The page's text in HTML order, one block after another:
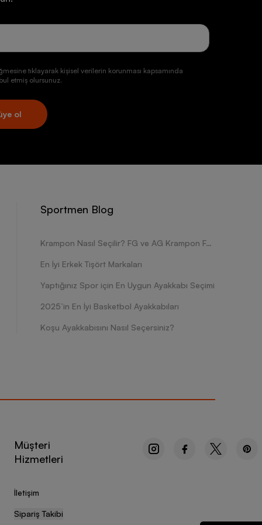
tıklayarak kişisel verilerin korunması kapsamında
etmiş olursunuz.
ol
Sportmen Blog
Krampon Nasıl Seçilir? FG ve AG Krampon Farkları Nelerdir?
En İyi Erkek Tişört Markaları
Yaptığınız Spor için En Uygun Ayakkabı Seçimi
2025’in En İyi Basketbol Ayakkabıları
Koşu Ayakkabısını Nasıl Seçersiniz?
Müşteri
Hizmetleri
İletişim
Sipariş Takibi